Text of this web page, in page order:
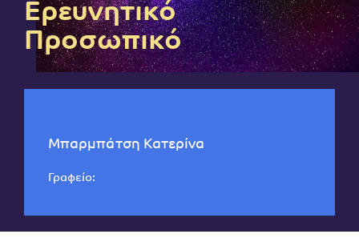
Ερευνητικό
Προσωπικό
Μπαρμπάτση Κατερίνα
Γραφείο: